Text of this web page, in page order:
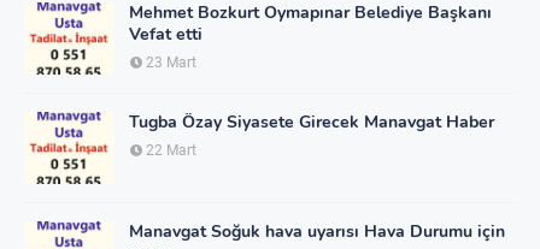
Mehmet Bozkurt Oymapınar Belediye Başkanı
Vefat etti
23 Mart
Tugba Özay Siyasete Girecek Manavgat Haber
22 Mart
Manavgat Soğuk hava uyarısı Hava Durumu için